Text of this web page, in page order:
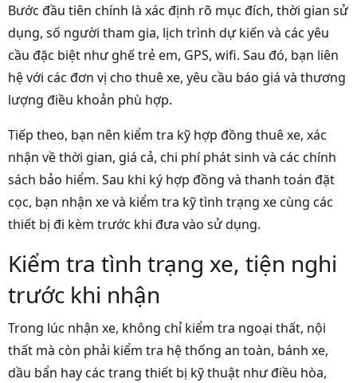
Bước đầu tiên chính là xác định rõ mục đích, thời gian sử
dụng, số người tham gia, lịch trình dự kiến và các yêu
cầu đặc biệt như ghế trẻ em, GPS, wifi. Sau đó, bạn liên
hệ với các đơn vị cho thuê xe, yêu cầu báo giá và thương
lượng điều khoản phù hợp.
Tiếp theo, bạn nên kiểm tra kỹ hợp đồng thuê xe, xác
nhận về thời gian, giá cả, chi phí phát sinh và các chính
sách bảo hiểm. Sau khi ký hợp đồng và thanh toán đặt
cọc, bạn nhận xe và kiểm tra kỹ tình trạng xe cùng các
thiết bị đi kèm trước khi đưa vào sử dụng.
Kiểm tra tình trạng xe, tiện nghi
trước khi nhận
Trong lúc nhận xe, không chỉ kiểm tra ngoại thất, nội
thất mà còn phải kiểm tra hệ thống an toàn, bánh xe,
dầu bẩn hay các trang thiết bị kỹ thuật như điều hòa,